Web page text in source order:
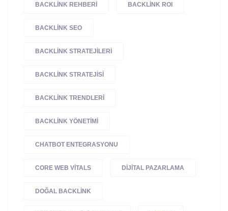
BACKLINK REHBERI BACKLINK ROI
BACKLINK SEO
BACKLINK STRATEJILERI
BACKLINK STRATEJISI
BACKLINK TRENDLERI
BACKLINK YÖNETIMI
CHATBOT ENTEGRASYONU
CORE WEB VITALS DIJITAL PAZARLAMA
DOĞAL BACKLINK